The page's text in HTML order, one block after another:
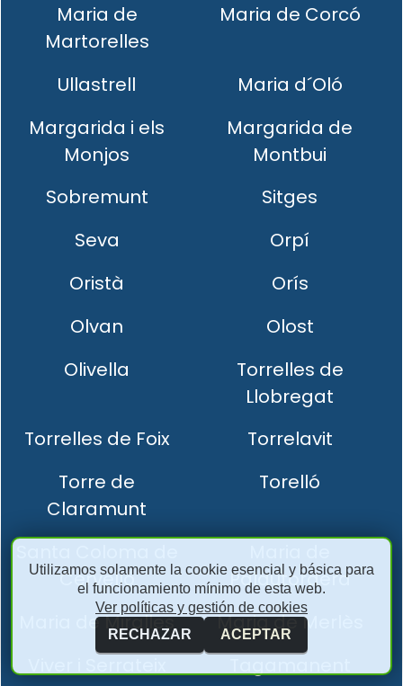
Maria de
Martorelles
Maria de Corcó
Ullastrell
Maria d´Oló
Margarida i els
Monjos
Margarida de
Montbui
Sobremunt
Sitges
Seva
Orpí
Oristà
Orís
Olvan
Olost
Olivella
Torrelles de
Llobregat
Torrelles de Foix
Torrelavit
Torre de
Claramunt
Torelló
Cervelló
Palautordera
Maria de Miralles
Maria de Merlès
Utilizamos solamente la cookie esencial y básica para
el funcionamiento mínimo de esta web.
Ver políticas y gestión de cookies
RECHAZAR
ACEPTAR